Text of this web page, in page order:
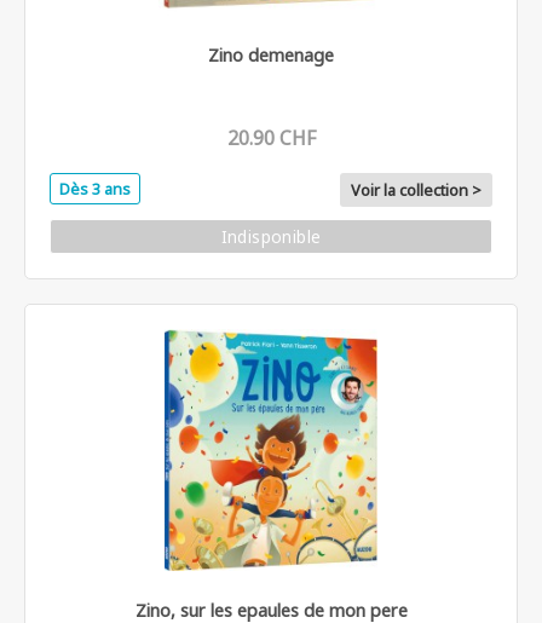
Zino demenage
20.90 CHF
Dès 3 ans Voir la collection >
Indisponible
Zino, sur les epaules de mon pere